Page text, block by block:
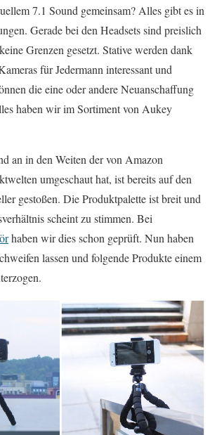
7.1 Sound gemeinsam? Alles gibt es in
Gerade bei den Headsets sind preislich
Grenzen gesetzt. Stative werden dank
für Jedermann interessant und
die eine oder andere Neuanschaffung
haben wir im Sortiment von Aukey
an in den Weiten der von Amazon
umgeschaut hat, ist bereits auf den
gestoßen. Die Produktpalette ist breit und
scheint zu stimmen. Bei
haben wir dies schon geprüft. Nun haben
lassen und folgende Produkte einem